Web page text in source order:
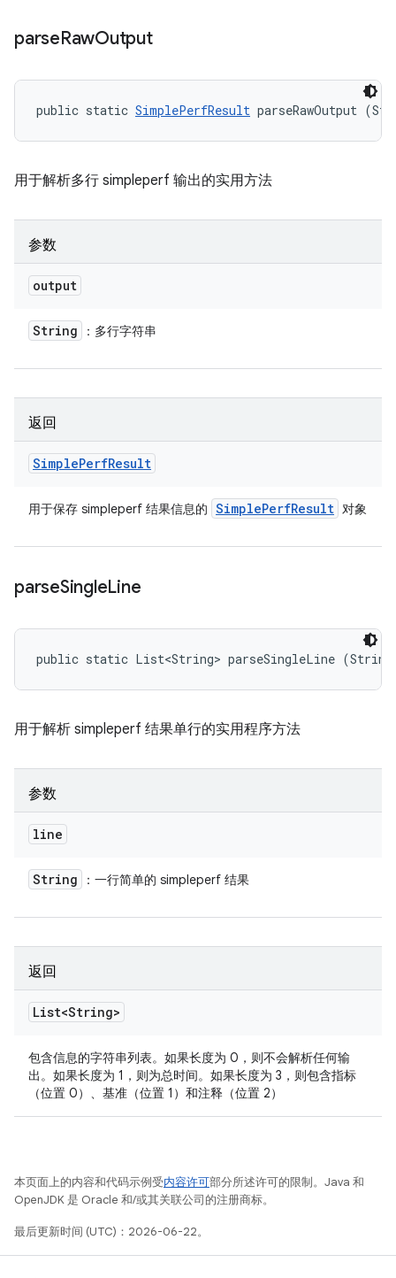
parseRawOutput
public static SimplePerfResult parseRawOutput
用于解析多行 simpleperf 输出的实用方法
参数
output
String ：多行字符串
返回
SimplePerfResult
用于保存 simpleperf 结果信息的 SimplePerfResult 对象
parseSingleLine
public static List<String> parseSingleLine
用于解析 simpleperf 结果单行的实用程序方法
参数
line
String ：一行简单的 simpleperf 结果
返回
List<String>
包含信息的字符串列表。如果长度为 0，则不会解析任何输
出。如果长度为 1，则为总时间。如果长度为 3，则包含指标
（位置 0）、基准（位置 1）和注释（位置 2）
本页面上的内容和代码示例受内容许可部分所述许可的限制。Java 和
OpenJDK 是 Oracle 和/或其关联公司的注册商标。
最后更新时间 (UTC)：2026-06-22。